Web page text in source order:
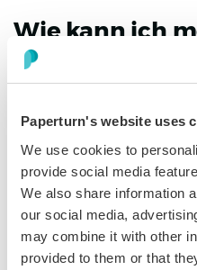
Paperturn's website uses
We use cookies to
provide social media
We also share information
our social media,
may combine it with other
provided to them or that
Wie kann ich
hinzufügen?
Hast du deine
deines Benutzerkontos
logge dich in dein
Nummer dort ein. Du